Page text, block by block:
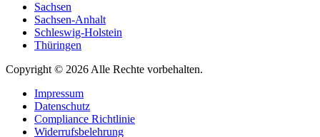
Sachsen
Sachsen-Anhalt
Schleswig-Holstein
Thüringen
Copyright © 2026 Alle Rechte vorbehalten.
Impressum
Datenschutz
Compliance Richtlinie
Widerrufsbelehrung